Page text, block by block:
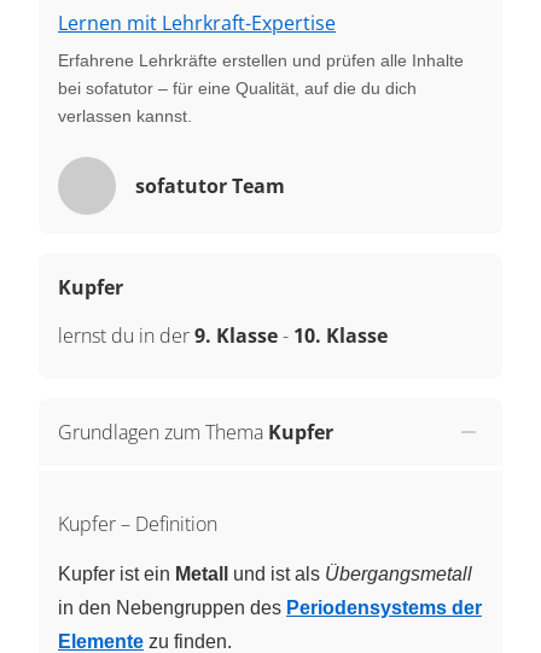
Lernen mit Lehrkraft-Expertise
Erfahrene Lehrkräfte erstellen und prüfen alle Inhalte
bei sofatutor – für eine Qualität, auf die du dich
verlassen kannst.
sofatutor Team
Kupfer
lernst du in der9. Klasse- 10. Klasse
Grundlagen zum Thema Kupfer
Kupfer – Definition
Kupfer ist ein Metall und ist als Übergangsmetall
in den Nebengruppen des Periodensystems der
Elemente zu finden.